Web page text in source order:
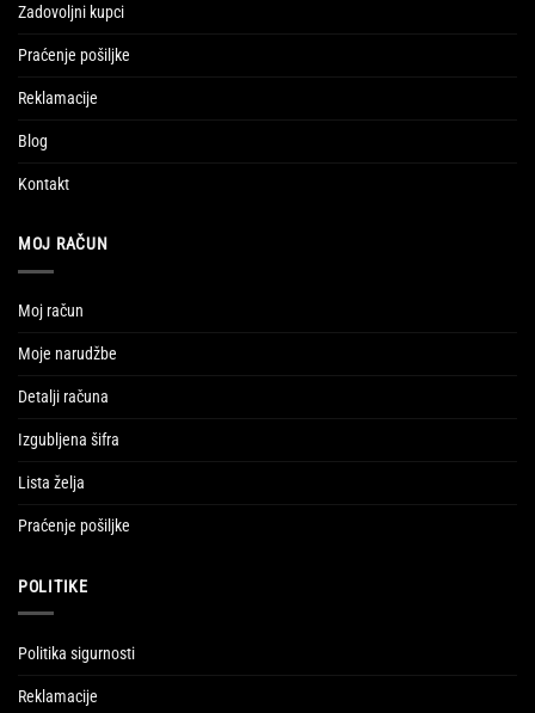
Zadovoljni kupci
Praćenje pošiljke
Reklamacije
Blog
Kontakt
MOJ RAČUN
Moj račun
Moje narudžbe
Detalji računa
Izgubljena šifra
Lista želja
Praćenje pošiljke
POLITIKE
Politika sigurnosti
Reklamacije